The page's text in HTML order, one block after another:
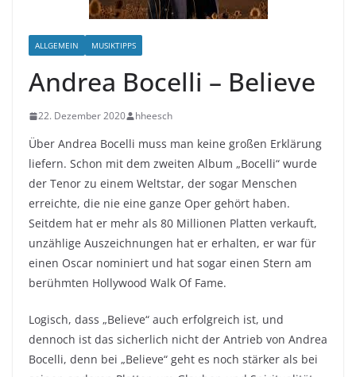
ALLGEMEIN MUSIKTIPPS
Andrea Bocelli – Believe
22. Dezember 2020 hheesch
Über Andrea Bocelli muss man keine großen Erklärung
liefern. Schon mit dem zweiten Album „Bocelli“ wurde
der Tenor zu einem Weltstar, der sogar Menschen
erreichte, die nie eine ganze Oper gehört haben.
Seitdem hat er mehr als 80 Millionen Platten verkauft,
unzählige Auszeichnungen hat er erhalten, er war für
einen Oscar nominiert und hat sogar einen Stern am
berühmten Hollywood Walk Of Fame.
Logisch, dass „Believe“ auch erfolgreich ist, und
dennoch ist das sicherlich nicht der Antrieb von Andrea
Bocelli, denn bei „Believe“ geht es noch stärker als bei